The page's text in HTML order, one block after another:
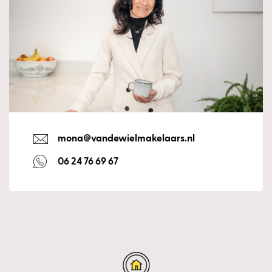
een prettige en ontspannen sfeer.
De tuin is gelegen op het westen, waardoor je hier heerlijk
kunt genieten van de middag- en avondzon in alle privacy.
Aan de woning bevindt zich een overkapping waardoor je,
ook op minder zonnige dagen, beschut van de tuin kunt
genieten. In de overkapping tref je ledverlichting en er is
aangelegd en beschikt over een poort om achterom te
kunnen gaan.
Daarnaast is er een geïsoleerde berging aanwezig, ideaal
vloer, renovliesbehangen wanden en spuitwerkplafond.
A
Isolatie Volledig geïsoleerd
mona@vandewielmakelaars.nl
06 24 76 69 67